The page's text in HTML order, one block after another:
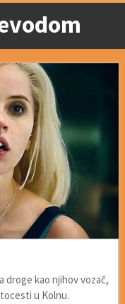
droge kao njihov vozač,
u Kolnu.